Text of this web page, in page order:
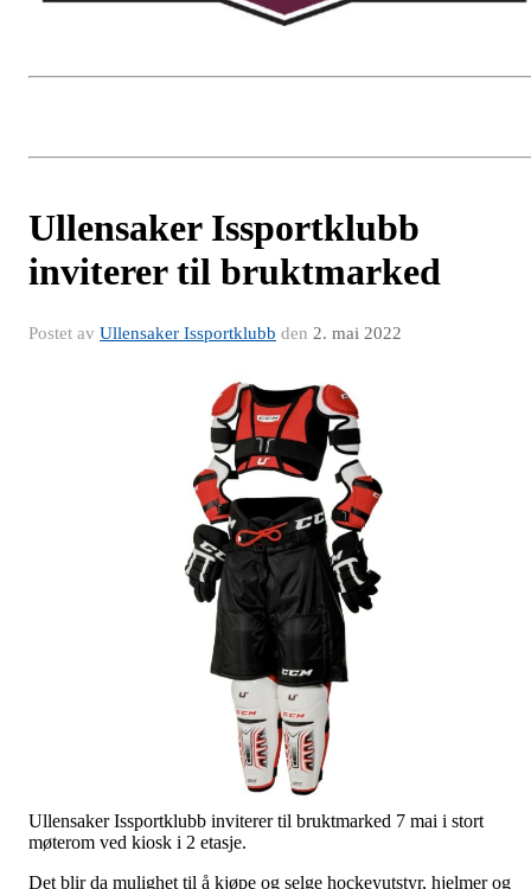
Ullensaker Issportklubb
inviterer til bruktmarked
Postet av Ullensaker Issportklubb den 2. mai 2022
Ullensaker Issportklubb inviterer til bruktmarked 7 mai i stort
møterom ved kiosk i 2 etasje.
Det blir da mulighet til å kjøpe og selge hockeyutstyr, hjelmer og